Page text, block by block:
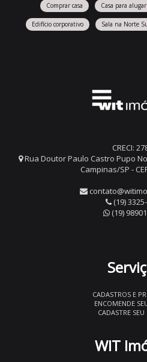
Comprar casa Casa para alugar
Edifício corporativo Sala na Norte
CRECI:
Rua Doutor Paulo Castro Pupo
Campinas/SP -
(19)
(19)
CADASTROS E
ENCOMENDE
CADASTRE
WIT